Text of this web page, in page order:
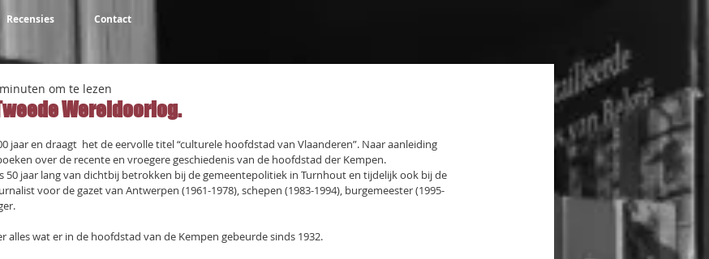
Recensies Contact
Wereldoorlog.
om te lezen
uit 5 sterren.
jaar en draagt  het de eervolle titel “culturele hoofdstad van Vlaanderen”. Naar aanleiding
over de recente en vroegere geschiedenis van de hoofdstad der Kempen.
50 jaar lang van dichtbij betrokken bij de gemeentepolitiek in Turnhout en tijdelijk ook bij de
voor de gazet van Antwerpen (1961-1978), schepen (1983-1994), burgemeester (1995-
alles wat er in de hoofdstad van de Kempen gebeurde sinds 1932.